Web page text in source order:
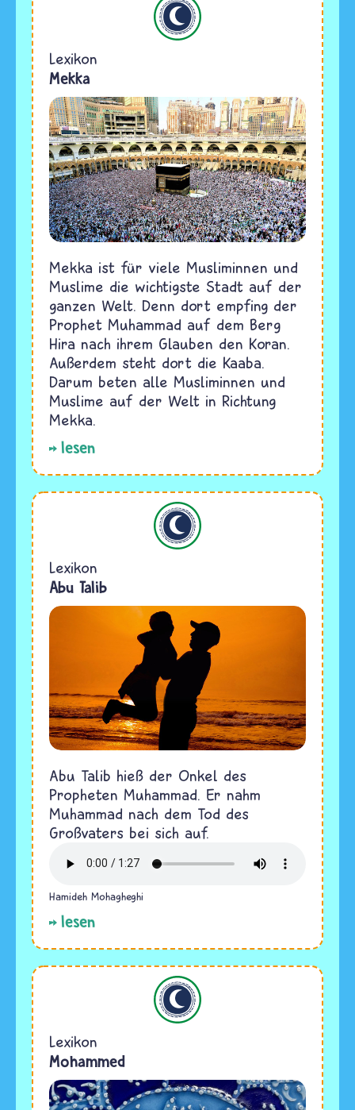
Lexikon
Mekka
Mekka ist für viele Musliminnen und
Muslime die wichtigste Stadt auf der
ganzen Welt. Denn dort empfing der
Prophet Muhammad auf dem Berg
Hira nach ihrem Glauben den Koran.
Außerdem steht dort die Kaaba.
Darum beten alle Musliminnen und
Muslime auf der Welt in Richtung
Mekka.
lesen
Lexikon
Abu Talib
Abu Talib hieß der Onkel des
Propheten Muhammad. Er nahm
Muhammad nach dem Tod des
Großvaters bei sich auf.
Hamideh Mohagheghi
lesen
Lexikon
Mohammed